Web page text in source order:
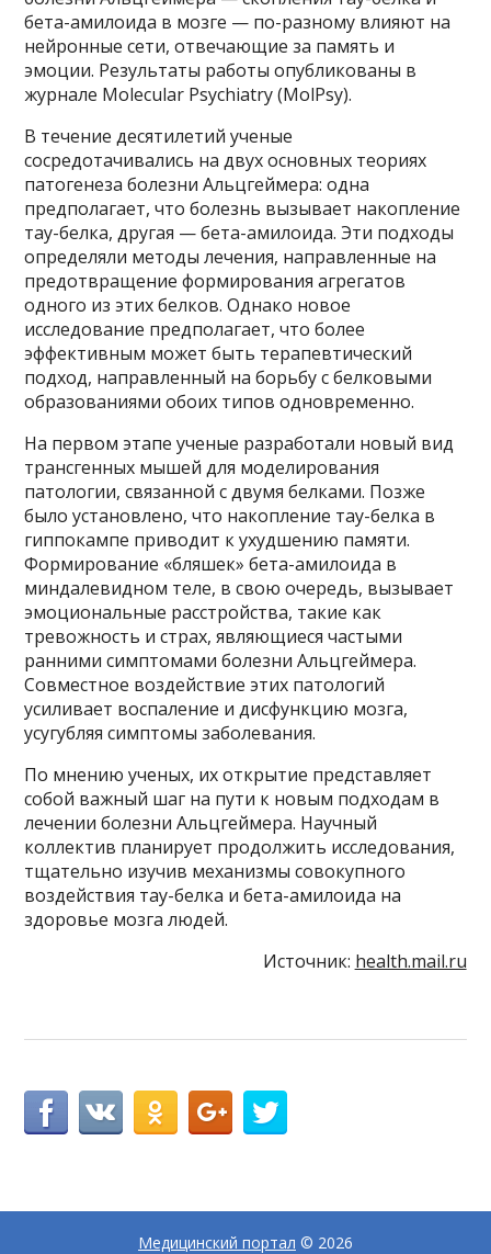
бета-амилоида в мозге — по-разному влияют на
нейронные сети, отвечающие за память и
эмоции. Результаты работы опубликованы в
журнале Molecular Psychiatry (MolPsy).
В течение десятилетий ученые
сосредотачивались на двух основных теориях
патогенеза болезни Альцгеймера: одна
предполагает, что болезнь вызывает накопление
тау-белка, другая — бета-амилоида. Эти подходы
определяли методы лечения, направленные на
предотвращение формирования агрегатов
одного из этих белков. Однако новое
исследование предполагает, что более
эффективным может быть терапевтический
подход, направленный на борьбу с белковыми
образованиями обоих типов одновременно.
На первом этапе ученые разработали новый вид
трансгенных мышей для моделирования
патологии, связанной с двумя белками. Позже
было установлено, что накопление тау-белка в
гиппокампе приводит к ухудшению памяти.
Формирование «бляшек» бета-амилоида в
миндалевидном теле, в свою очередь, вызывает
эмоциональные расстройства, такие как
тревожность и страх, являющиеся частыми
ранними симптомами болезни Альцгеймера.
Совместное воздействие этих патологий
усиливает воспаление и дисфункцию мозга,
усугубляя симптомы заболевания.
По мнению ученых, их открытие представляет
собой важный шаг на пути к новым подходам в
лечении болезни Альцгеймера. Научный
коллектив планирует продолжить исследования,
тщательно изучив механизмы совокупного
воздействия тау-белка и бета-амилоида на
здоровье мозга людей.
Источник: health.mail.ru
Медицинский портал © 2026